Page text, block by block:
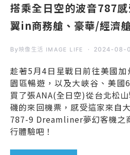
搭乘全日空的波音787
翼in商務艙、豪華/經濟
By 映像生活 IMAGE LIFE 2024-08-
趁著5月4日星戰日前往美國
園區暢遊，以及大峽谷、美國
買了張ANA(全日空)從台北松
磯的來回機票，感受這家來自
787-9 Dreamliner夢幻客機之
行體驗吧！